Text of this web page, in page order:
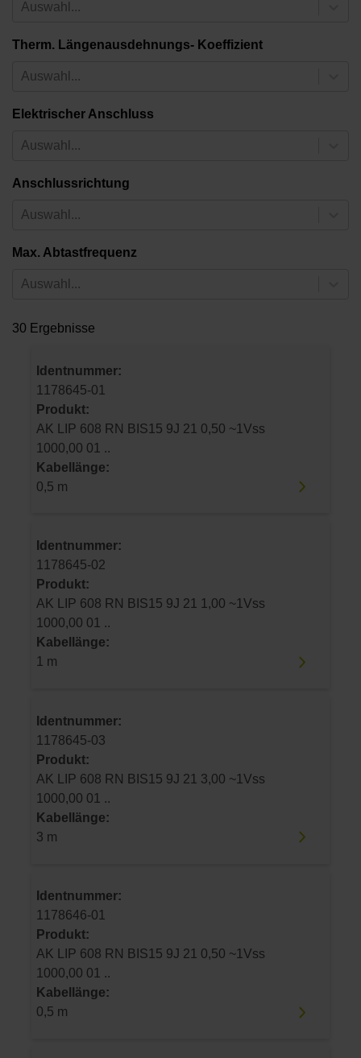
Auswahl...
Therm. Längenausdehnungs- Koeffizient
Auswahl...
Elektrischer Anschluss
Auswahl...
Anschlussrichtung
Auswahl...
Max. Abtastfrequenz
Auswahl...
30 Ergebnisse
Identnummer:
1178645-01
Produkt:
AK LIP 608 RN BIS15 9J 21 0,50 ~1Vss
1000,00 01 ..
Kabellänge:
0,5 m
Identnummer:
1178645-02
Produkt:
AK LIP 608 RN BIS15 9J 21 1,00 ~1Vss
1000,00 01 ..
Kabellänge:
1 m
Identnummer:
1178645-03
Produkt:
AK LIP 608 RN BIS15 9J 21 3,00 ~1Vss
1000,00 01 ..
Kabellänge:
3 m
Identnummer:
1178646-01
Produkt:
AK LIP 608 RN BIS15 9J 21 0,50 ~1Vss
1000,00 01 ..
Kabellänge:
0,5 m